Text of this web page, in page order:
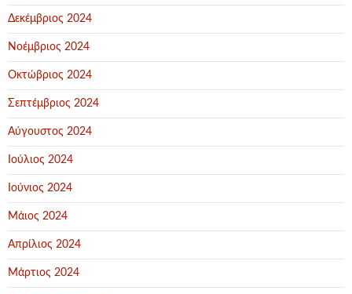
Δεκέμβριος 2024
Νοέμβριος 2024
Οκτώβριος 2024
Σεπτέμβριος 2024
Αύγουστος 2024
Ιούλιος 2024
Ιούνιος 2024
Μάιος 2024
Απρίλιος 2024
Μάρτιος 2024